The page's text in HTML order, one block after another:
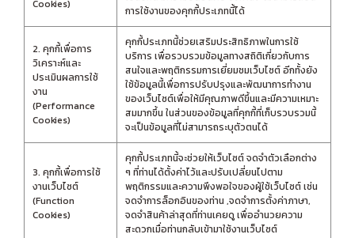
Cookies)
การใช้งานของคุกกี้ประเภทนี้ได้
2. คุกกี้เพื่อการ
วิเคราะห์และ
ประเมินผลการใช้
งาน
(Performance
Cookies)
คุกกี้ประเภทนี้ช่วยเสริมประสิทธิภาพในการใช้
บริการ เพื่อรวบรวมข้อมูลทางสถิติเกี่ยวกับการ
สนใจและพฤติกรรมการเยี่ยมชมเว็บไซต์ อีกทั้งยัง
ใช้ข้อมูลนี้เพื่อการปรับปรุงและพัฒนาการทำงาน
ของเว็บไซต์เพื่อให้มีคุณภาพดีขึ้นและมีความเหมาะ
สมมากขึ้น ในส่วนของข้อมูลที่คุกกี้ที่เก็บรวบรวมนี้
จะเป็นข้อมูลที่ไม่สามารถระบุตัวตนได้
3. คุกกี้เพื่อการใช้
งานเว็บไซต์
(Function
Cookies)
คุกกี้ประเภทนี้จะช่วยให้เว็บไซต์ จดจำตัวเลือกต่าง
ๆ ที่ท่านได้ตั้งค่าไว้และปรับเปลี่ยนไปตาม
พฤติกรรมและความพึงพอใจของผู้ใช้เว็บไซต์ เช่น
จดจำการล็อกอินของท่าน ,จดจำการตั้งค่าภาษา,
จดจำสินค้าล่าสุดที่ท่านเคยดู เพื่ออำนวยความ
สะดวกเมื่อท่านกลับเข้ามาใช้งานเว็บไซต์